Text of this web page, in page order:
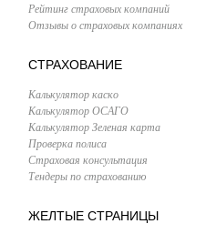
Рейтинг страховых компаний
Отзывы о страховых компаниях
СТРАХОВАНИЕ
Калькулятор каско
Калькулятор ОСАГО
Калькулятор Зеленая карта
Проверка полиса
Страховая консультация
Тендеры по страхованию
ЖЕЛТЫЕ СТРАНИЦЫ